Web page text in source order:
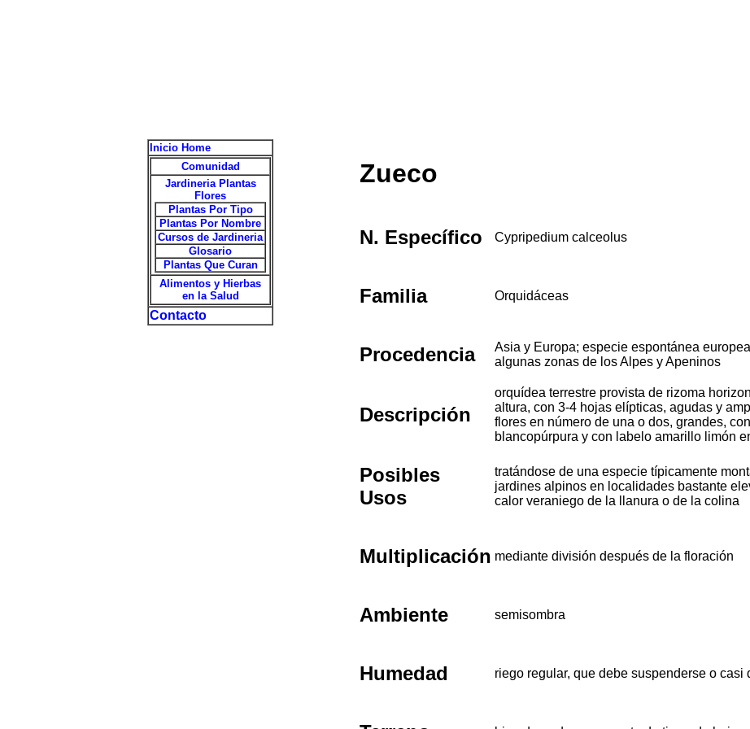
Inicio Home
Comunidad
Jardineria Plantas
Flores
Plantas Por Tipo
Plantas Por Nombre
Cursos de Jardineria
Glosario
Plantas Que Curan
Alimentos y Hierbas
en la Salud
Contacto
Zueco
N. Específico Cypripedium calceolus
Familia Orquidáceas
Procedencia
Asia y Europa; especie espontánea
algunas zonas de los Alpes y Apeninos
Descripción
orquídea terrestre provista de rizoma
altura, con 3-4 hojas elípticas, agudas y
flores en número de una o dos, grandes,
blancopúrpura y con labelo amarillo limón
Posibles
Usos
tratándose de una especie típicamente
jardines alpinos en localidades bastante
calor veraniego de la llanura o de la colina
Multiplicación mediante división después de la floración
Ambiente semisombra
Humedad riego regular, que debe suspenderse o casi